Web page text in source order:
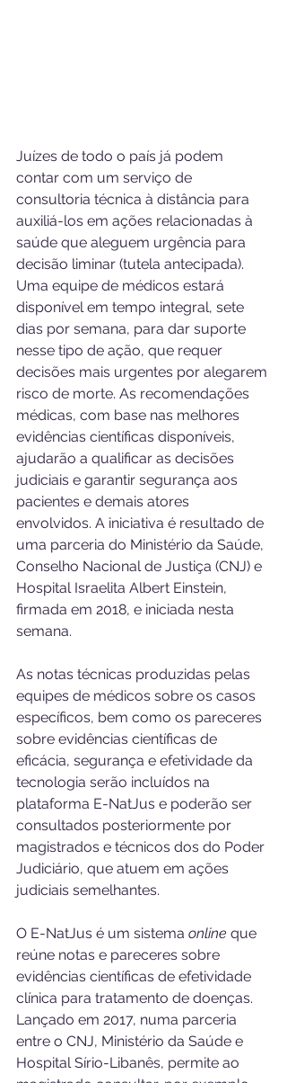
Juízes de todo o país já podem
contar com um serviço de
consultoria técnica à distância para
auxiliá-los em ações relacionadas à
saúde que aleguem urgência para
decisão liminar (tutela antecipada).
Uma equipe de médicos estará
disponível em tempo integral, sete
dias por semana, para dar suporte
nesse tipo de ação, que requer
decisões mais urgentes por alegarem
risco de morte. As recomendações
médicas, com base nas melhores
evidências científicas disponíveis,
ajudarão a qualificar as decisões
judiciais e garantir segurança aos
pacientes e demais atores
envolvidos. A iniciativa é resultado de
uma parceria do Ministério da Saúde,
Conselho Nacional de Justiça (CNJ) e
Hospital Israelita Albert Einstein,
firmada em 2018, e iniciada nesta
semana.
As notas técnicas produzidas pelas
equipes de médicos sobre os casos
específicos, bem como os pareceres
sobre evidências científicas de
eficácia, segurança e efetividade da
tecnologia serão incluídos na
plataforma E-NatJus e poderão ser
consultados posteriormente por
magistrados e técnicos dos do Poder
Judiciário, que atuem em ações
judiciais semelhantes.
O E-NatJus é um sistema online que
reúne notas e pareceres sobre
evidências científicas de efetividade
clínica para tratamento de doenças.
Lançado em 2017, numa parceria
entre o CNJ, Ministério da Saúde e
Hospital Sírio-Libanês, permite ao